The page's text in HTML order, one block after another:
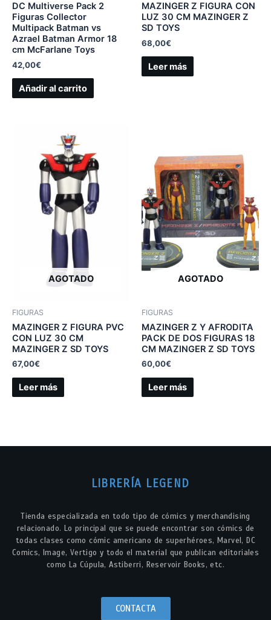
DC Multiverse Pack 2
Figuras Collector
Multipack Batman vs
Azrael Batman Armor 18
cm McFarlane Toys
42,00€
Añadir al carrito
MAZINGER Z FIGURA CON
LUZ 30 CM MAZINGER Z
SD TOYS
68,00€
Leer más
AGOTADO
FIGURAS
MAZINGER Z FIGURA PVC
CON LUZ 30 CM
MAZINGER Z SD TOYS
67,00€
Leer más
AGOTADO
FIGURAS
MAZINGER Z Y AFRODITA
PACK DE DOS FIGURAS 18
CM MAZINGER Z SD TOYS
60,00€
Leer más
LIBRERÍA LEGEND
Tienda especializada en todo tipo de cómics y merchandising
relacionado. Lo principal que se puede encontrar son cómics de
todas clases como cómic americano de superhéroes, Marvel, DC
Comics, Image, Vertigo y todo el material que publican editoriales
como La Cúpula, Astiberri, Reservoir Books, etc.
CONTACTA